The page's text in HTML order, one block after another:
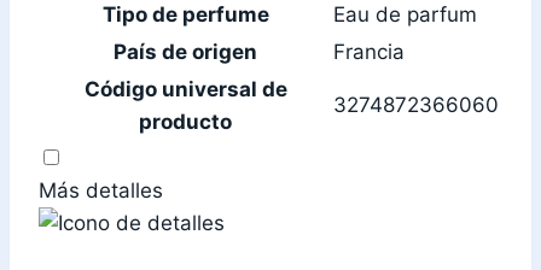
Tipo de perfume
Eau de parfum
País de origen
Francia
Código universal de
producto
3274872366060
Más detalles